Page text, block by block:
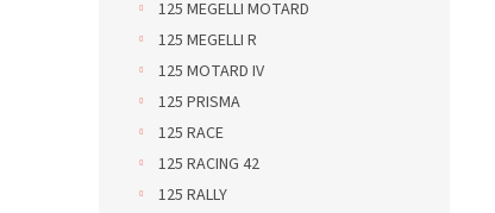
125 MEGELLI MOTARD
125 MEGELLI R
125 MOTARD IV
125 PRISMA
125 RACE
125 RACING 42
125 RALLY